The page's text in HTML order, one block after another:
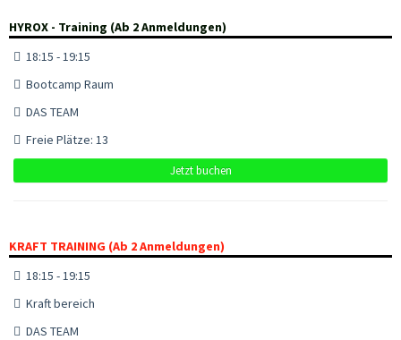
HYROX - Training (Ab 2 Anmeldungen)
18:15 - 19:15
Bootcamp Raum
DAS TEAM
Freie Plätze: 13
Jetzt buchen
KRAFT TRAINING (Ab 2 Anmeldungen)
18:15 - 19:15
Kraft bereich
DAS TEAM